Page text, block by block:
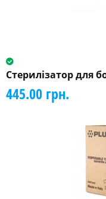
Стерилізатор для
445.00 грн.